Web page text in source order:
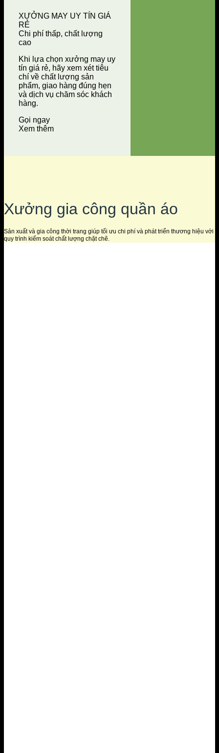
XƯỞNG MAY UY TÍN GIÁ
RẺ
Chi phí thấp, chất lượng
cao
Khi lựa chọn xưởng may uy
tín giá rẻ, hãy xem xét tiêu
chí về chất lượng sản
phẩm, giao hàng đúng hẹn
và dịch vụ chăm sóc khách
hàng.
Gọi ngay
Xem thêm
Xưởng gia công quần áo
Sản xuất và gia công thời trang giúp tối ưu chi phí và phát triển thương hiệu với
quy trình kiểm soát chất lượng chặt chẽ.